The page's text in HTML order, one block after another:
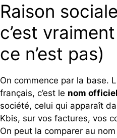
Raison
c’est
ce n’est pas)
On commence par la base.
français, c’est le nom
société, celui qui apparaît
Kbis, sur vos factures, vos
On peut la comparer au